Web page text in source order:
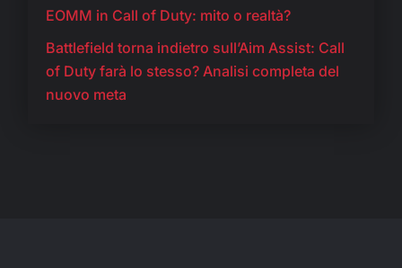
EOMM in Call of Duty: mito o realtà?
Battlefield torna indietro sull’Aim Assist: Call
of Duty farà lo stesso? Analisi completa del
nuovo meta